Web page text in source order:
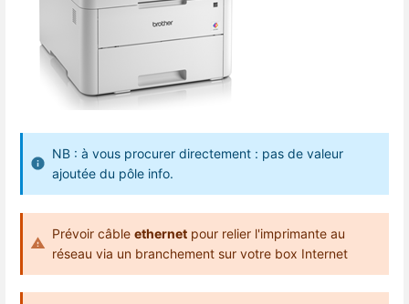
NB : à vous procurer directement : pas de valeur
ajoutée du pôle info.
Prévoir câble ethernet pour relier l'imprimante au
réseau via un branchement sur votre box Internet